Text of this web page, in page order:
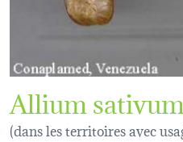
Allium sativum
(dans les territoires avec